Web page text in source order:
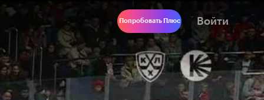
Попробовать Плюс Войти